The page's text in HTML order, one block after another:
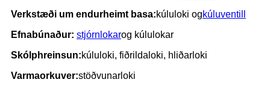
Verkstæði um endurheimt basa:kúluloki ogkúluventill
Efnabúnaður: stjórnlokarog kúlulokar
Skólphreinsun:kúluloki, fiðrildaloki, hliðarloki
Varmaorkuver:stöðvunarloki